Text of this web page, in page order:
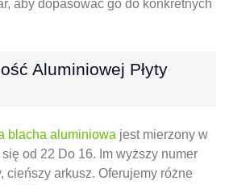
aby dopasować go do konkretnych
Aluminiowej Płyty
blacha aluminiowa jest mierzony w
od 22 Do 16. Im wyższy numer
cieńszy arkusz. Oferujemy różne